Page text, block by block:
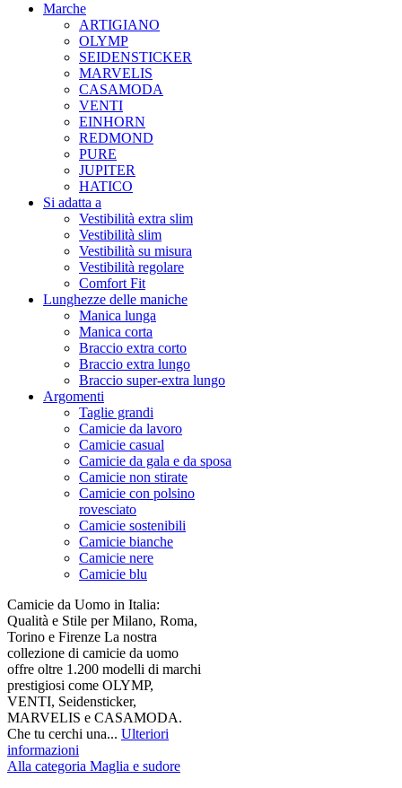
Marche
ARTIGIANO
OLYMP
SEIDENSTICKER
MARVELIS
CASAMODA
VENTI
EINHORN
REDMOND
PURE
JUPITER
HATICO
Si adatta a
Vestibilità extra slim
Vestibilità slim
Vestibilità su misura
Vestibilità regolare
Comfort Fit
Lunghezze delle maniche
Manica lunga
Manica corta
Braccio extra corto
Braccio extra lungo
Braccio super-extra lungo
Argomenti
Taglie grandi
Camicie da lavoro
Camicie casual
Camicie da gala e da sposa
Camicie non stirate
Camicie con polsino
rovesciato
Camicie sostenibili
Camicie bianche
Camicie nere
Camicie blu
Camicie da Uomo in Italia:
Qualità e Stile per Milano, Roma,
Torino e Firenze La nostra
collezione di camicie da uomo
offre oltre 1.200 modelli di marchi
prestigiosi come OLYMP,
VENTI, Seidensticker,
MARVELIS e CASAMODA.
Che tu cerchi una... Ulteriori
informazioni
Alla categoria Maglia e sudore